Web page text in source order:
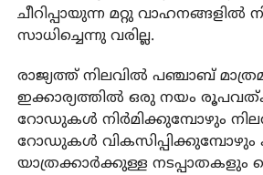
ചീറിപ്പായുന്ന മറ്റു വാഹനങ്ങളില്‍
സാധിച്ചെന്നു വരില്ല.
രാജ്യത്ത് നിലവില്‍ പഞ്ചാബ്
ഇക്കാര്യത്തില്‍ ഒരു നയം
റോഡുകള്‍ നിര്‍മിക്കുമ്പോഴും
റോഡുകള്‍ വികസിപ്പിക്കുമ്പോഴും
യാത്രക്കാര്‍ക്കുള്ള